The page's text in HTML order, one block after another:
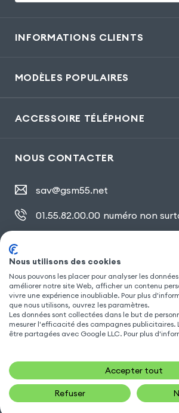
INFORMATIONS CLIENTS
MODÈLES POPULAIRES
ACCESSOIRE TÉLÉPHONE
NOUS CONTACTER
sav@gsm55.net
01.55.82.00.00 numéro non
SUIVEZ NOUS
Nous utilisons des cookies
Nous pouvons les placer pour analyser les
améliorer notre site Web, afficher un contenu
vivre une expérience inoubliable. Pour plus
que nous utilisons, ouvrez les paramètres.
Les données sont collectées dans le but de
mesurer l'efficacité des campagnes publicitaires.
être partagées avec Google LLC. Pour plus
Accepter tout
Refuser